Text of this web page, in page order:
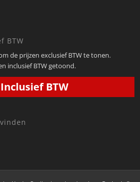
BTW
de prijzen exclusief BTW te tonen.
inclusief BTW getoond.
Inclusief BTW